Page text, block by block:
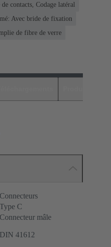
contacts, Codage latéral
Avec bride de fixation
de fibre de verre
Connecteurs
Type C
Connecteur mâle
DIN 41612